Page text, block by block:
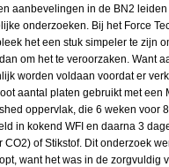
aanbevelingen in de BN2
onderzoeken. Bij het Force
het een stuk simpeler te zijn
om het te veroorzaken. Want
worden voldaan voordat er
aantal platen gebruikt met een
oppervlak, die 6 weken voor
in kokend WFI en daarna 3
CO2) of Stikstof. Dit onderzoek
want het was in de zorgvuldig